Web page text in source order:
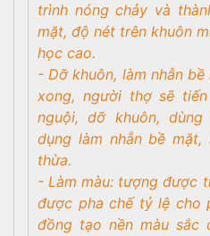
trình nóng chảy và
mặt, độ nét trên khuôn
học cao.
- Dỡ khuôn, làm nhẫn
xong, người thợ sẽ
nguội, dỡ khuôn,
dụng làm nhẵn bề
thừa.
- Làm màu: tượng được
được pha chế tỷ lệ cho
đồng tạo nền màu sắc